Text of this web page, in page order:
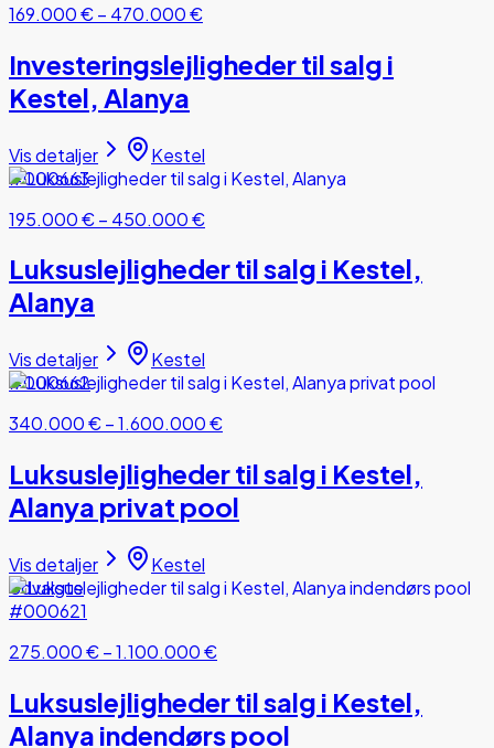
169.000 €– 470.000 €
Investeringslejligheder til salg i
Kestel, Alanya
Vis detaljer
Kestel
#000663
195.000 €– 450.000 €
Luksuslejligheder til salg i Kestel,
Alanya
Vis detaljer
Kestel
#000662
340.000 €–1.600.000 €
Luksuslejligheder til salg i Kestel,
Alanya privat pool
Vis detaljer
Kestel
Udvalgte
#000621
275.000 €–1.100.000 €
Luksuslejligheder til salg i Kestel,
Alanya indendørs pool